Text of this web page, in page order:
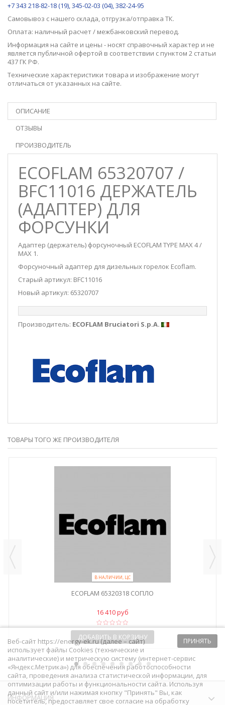
+7 343 218-82-18 (19), 345-02-03 (04), 382-24-95
Самовывоз с нашего склада, отгрузка/отправка ТК.
Оплата: наличный расчет / межбанковский перевод.
Информация на сайте и цены - носят справочный характер и не
является публичной офертой в соответствии с пунктом 2 статьи
437 ГК РФ.
Технические характеристики товара и изображение могут
отличаться от указанных на сайте.
ОПИСАНИЕ
ОТЗЫВЫ
ПРОИЗВОДИТЕЛЬ
ECOFLAM 65320707 /
BFC11016 ДЕРЖАТЕЛЬ
(АДАПТЕР) ДЛЯ
ФОРСУНКИ
Адаптер (держатель) форсуночный ECOFLAM TYPE MAX 4 /
MAX 1.
Форсуночный адаптер для дизельных горелок Ecoflam.
Старый артикул: BFC11016
Новый артикул: 65320707
Производитель: ECOFLAM Bruciatori S.p.A.
ТОВАРЫ ТОГО ЖЕ ПРОИЗВОДИТЕЛЯ
В НАЛИЧИИ, ЦС
ECOFLAM 65320318 СОПЛО
16 410 руб
ДОБАВИТЬ В КОРЗИНУ
ИНФОРМАЦИЯ
ПРИНЯТЬ
Веб-сайт https://energy-ek.ru (далее – сайт)
использует файлы Cookies (технические и
аналитические) и метрическую систему (интернет-сервис
«Яндекс.Метрика») для обеспечения работоспособности
сайта, проведения анализа статистической информации, для
оптимизации работы и функциональности сайта. Используя
данный сайт и/или нажимая кнопку "Принять" Вы, как
посетитель, предоставляет свое согласие на обработку